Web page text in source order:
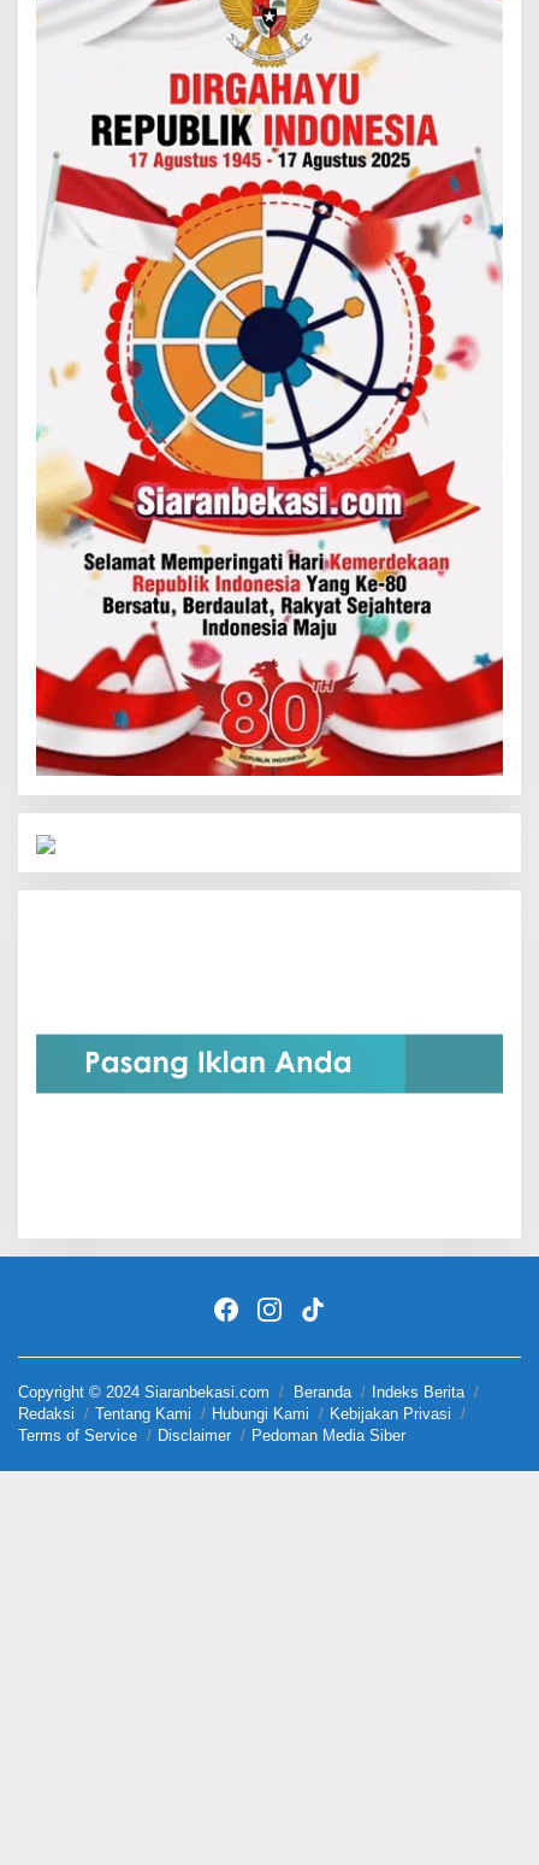
Copyright © 2024 Siaranbekasi.com Beranda
Indeks Berita
Redaksi
Tentang Kami Hubungi Kami
Kebijakan Privasi
Terms of Service
Disclaimer Pedoman Media Siber